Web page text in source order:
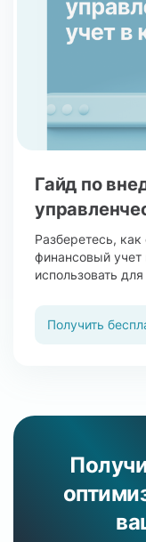
Гайд по
Разберетесь,
финансовый учет
использовать
Получить